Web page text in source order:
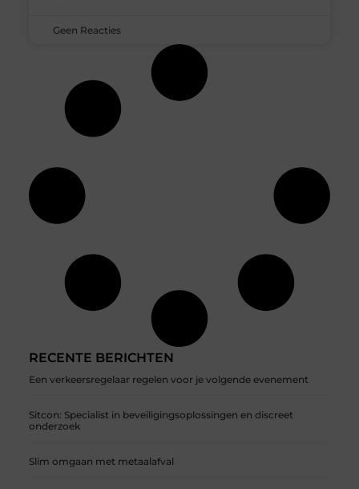
RECENTE BERICHTEN
Een verkeersregelaar regelen voor je volgende evenement
Sitcon: Specialist in beveiligingsoplossingen en discreet
onderzoek
Slim omgaan met metaalafval
Geen Reacties